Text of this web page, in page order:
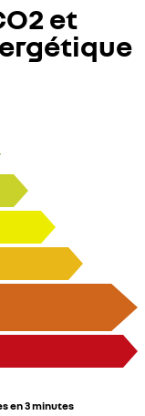
et
en 3 minutes